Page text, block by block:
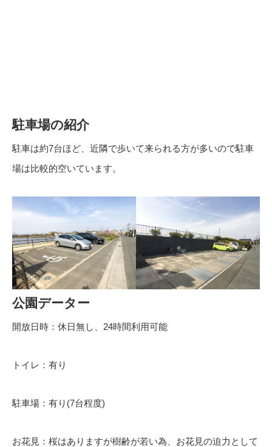
駐車場の紹介
駐車は約7台ほど、近隣で歩いて来られる方が多いので駐車
場は比較的空いています。
公園データー
開放日時：休日無し、24時間利用可能
トイレ：有り
駐車場：有り(7台程度)
お花見：桜はありますが樹齢が若い為、お花見の迫力として